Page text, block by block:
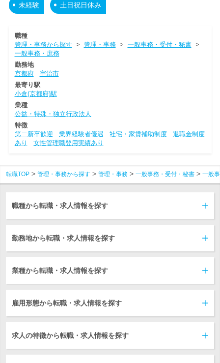
未経験 土日祝日休み
職種
管理・事務から探す > 管理・事務> 一般事務・受付・秘書>
一般事務・庶務
勤務地
京都府
宇治市
最寄り駅
小倉(京都府)駅
業種
公益・特殊・独立行政法人
特徴
第二新卒歓迎
業界経験者優遇 社宅・家賃補助制度
退職金制度
あり
女性管理職登用実績あり
転職TOP 管理・事務から探す 管理・事務 一般事務・受付・秘書 一般
職種から転職・求人情報を探す
勤務地から転職・求人情報を探す
業種から転職・求人情報を探す
雇用形態から転職・求人情報を探す
求人の特徴から転職・求人情報を探す